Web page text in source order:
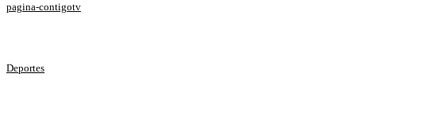
pagina-contigotv
Deportes